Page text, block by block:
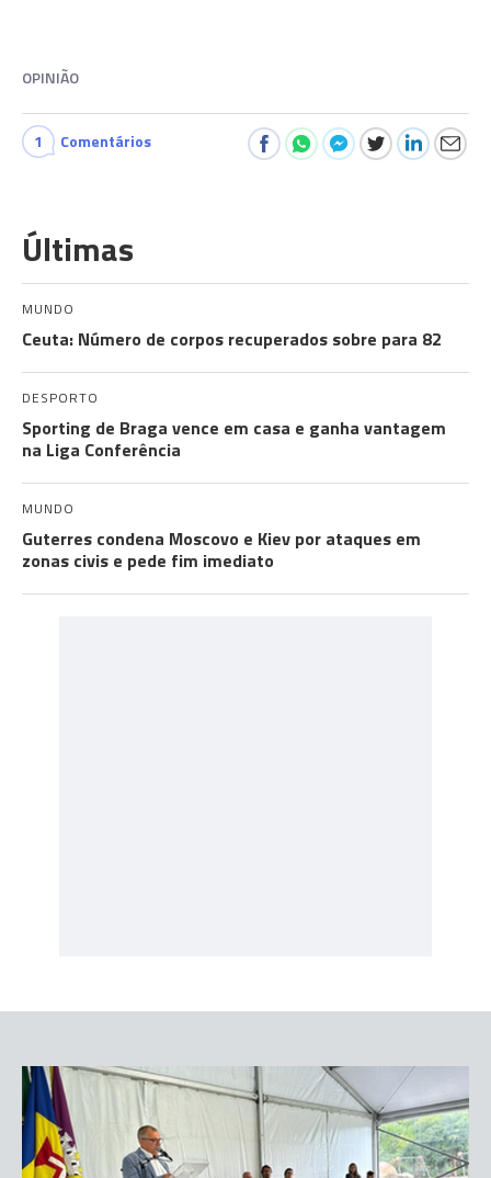
OPINIÃO
1 Comentários
Últimas
MUNDO
Ceuta: Número de corpos recuperados sobre para 82
DESPORTO
Sporting de Braga vence em casa e ganha vantagem
na Liga Conferência
MUNDO
Guterres condena Moscovo e Kiev por ataques em
zonas civis e pede fim imediato